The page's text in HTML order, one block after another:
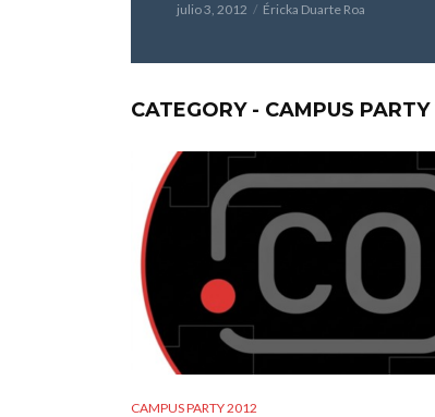
julio 3, 2012 Éricka Duarte Roa
CATEGORY - CAMPUS
CAMPUS PARTY 2012